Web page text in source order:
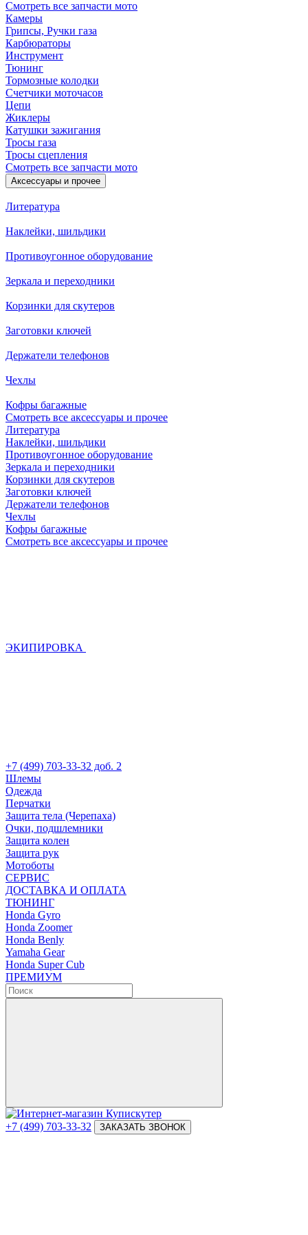
Смотреть все запчасти мото
Камеры
Грипсы, Ручки газа
Карбюраторы
Инструмент
Тюнинг
Тормозные колодки
Счетчики моточасов
Цепи
Жиклеры
Катушки зажигания
Тросы газа
Тросы сцепления
Смотреть все запчасти мото
Аксессуары и прочее
Литература
Наклейки, шильдики
Противоугонное оборудование
Зеркала и переходники
Корзинки для скутеров
Заготовки ключей
Держатели телефонов
Чехлы
Кофры багажные
Смотреть все аксессуары и прочее
Литература
Наклейки, шильдики
Противоугонное оборудование
Зеркала и переходники
Корзинки для скутеров
Заготовки ключей
Держатели телефонов
Чехлы
Кофры багажные
Смотреть все аксессуары и прочее
ЭКИПИРОВКА
+7 (499) 703-33-32 доб. 2
Шлемы
Одежда
Перчатки
Защита тела (Черепаха)
Очки, подшлемники
Защита колен
Защита рук
Мотоботы
СЕРВИС
ДОСТАВКА И ОПЛАТА
ТЮНИНГ
Honda Gyro
Honda Zoomer
Honda Benly
Yamaha Gear
Honda Super Cub
ПРЕМИУМ
+7 (499) 703-33-32 ЗАКАЗАТЬ ЗВОНОК